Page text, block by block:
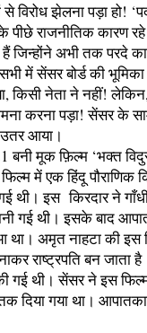
विरोध झेलना पड़ा हो!
पीछे राजनीतिक कारण
जिन्होंने अभी तक परदे
में सेंसर बोर्ड की भूमिका
किसी नेता ने नहीं!
करना पड़ा! सेंसर के
आया।
बनी मूक फ़िल्म ‘भक्त
में एक हिंदू पौराणिक
थी। इस किरदार ने गाँधी
गई थी। इसके बाद
था। अमृत नाहटा की इस
राष्ट्रपति बन जाता
गई थी। सेंसर ने इस
दिया गया था।